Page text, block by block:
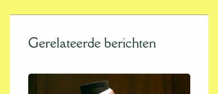
Gerelateerde berichten